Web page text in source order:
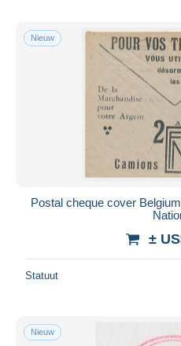
Nieuw
Postal cheque cover
±
Statuut
Nieuw